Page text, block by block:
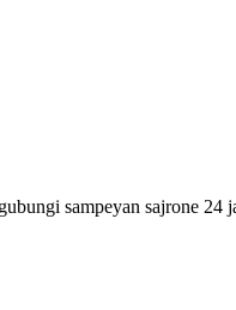
sampeyan sajrone 24